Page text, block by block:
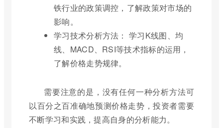
铁行业的政策调控，了解政策对市场的
影响。
学习技术分析方法： 学习K线图、均
线、MACD、RSI等技术指标的运用，
了解价格走势规律。
需要注意的是，没有任何一种分析方法可
以百分之百准确地预测价格走势，投资者需要
不断学习和实践，提高自身的分析能力。